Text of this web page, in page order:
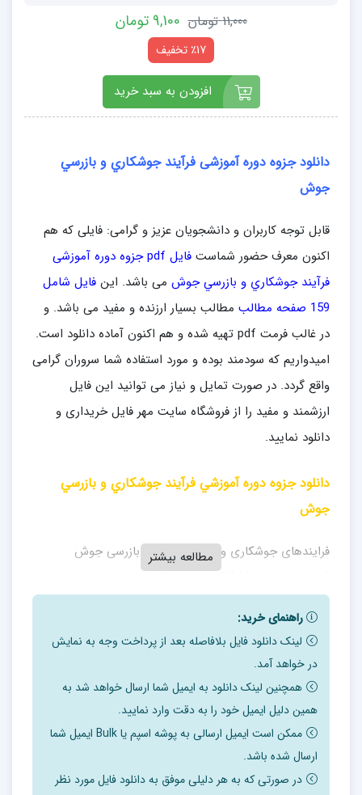
11,000 تومان 9,100 تومان
٪17 تخفیف
افزودن به سبد خرید
دانلود جزوه دوره آموزشی فرآيند جوشكاري و بازرسي
جوش
قابل توجه کاربران و دانشجویان عزیز و گرامی: فایلی که هم
اکنون معرف حضور شماست
فایل pdf جزوه دوره آموزشی
فرآيند جوشكاري و بازرسي جوش می باشد. این فایل شامل
159 صفحه مطالب
مطالب بسیار ارزنده و مفید می باشد. و
در غالب فرمت pdf تهیه شده و هم اکنون آماده دانلود است.
امیدواریم که سودمند بوده و مورد استفاده شما سروران گرامی
واقع گردد. در صورت تمایل و نیاز می توانید این فایل
ارزشمند و مفید را از فروشگاه سایت مهر فایل خریداری و
دانلود نمایید.
دانلود جزوه دوره آموزشي فرآيند جوشكاري و بازرسي
جوش
فرایندهای جوشکاری و بازرسی جوش : بازرسی جوش
جوشکاری شده
و برای حصول اطمینان از صحت انجام جوشکاری بر مبنای
استانداردها و دستورالعمل های مشخص روی اتصالات جوش
شده انجام می شود
که این بررسی ها از جمله وظایف یک بازرس جوش است.
در واقع می توان گفت فرآیند های جوشکاری مانند دیگر
مطالعه بیشتر
راهنمای خرید:
لینک دانلود فایل بلافاصله بعد از پرداخت وجه به نمایش
در خواهد آمد.
همچنین لینک دانلود به ایمیل شما ارسال خواهد شد به
همین دلیل ایمیل خود را به دقت وارد نمایید.
ممکن است ایمیل ارسالی به پوشه اسپم یا Bulk ایمیل شما
ارسال شده باشد.
در صورتی که به هر دلیلی موفق به دانلود فایل مورد نظر